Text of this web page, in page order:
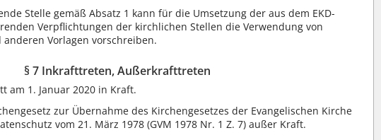
Stelle gemäß Absatz 1 kann für die Umsetzung der aus dem EKD-
Verpflichtungen der kirchlichen Stellen die Verwendung von
Vorlagen vorschreiben.
§ 7 Inkrafttreten, Außerkrafttreten
am 1. Januar 2020 in Kraft.
zur Übernahme des Kirchengesetzes der Evangelischen Kirche
vom 21. März 1978 (GVM 1978 Nr. 1 Z. 7) außer Kraft.